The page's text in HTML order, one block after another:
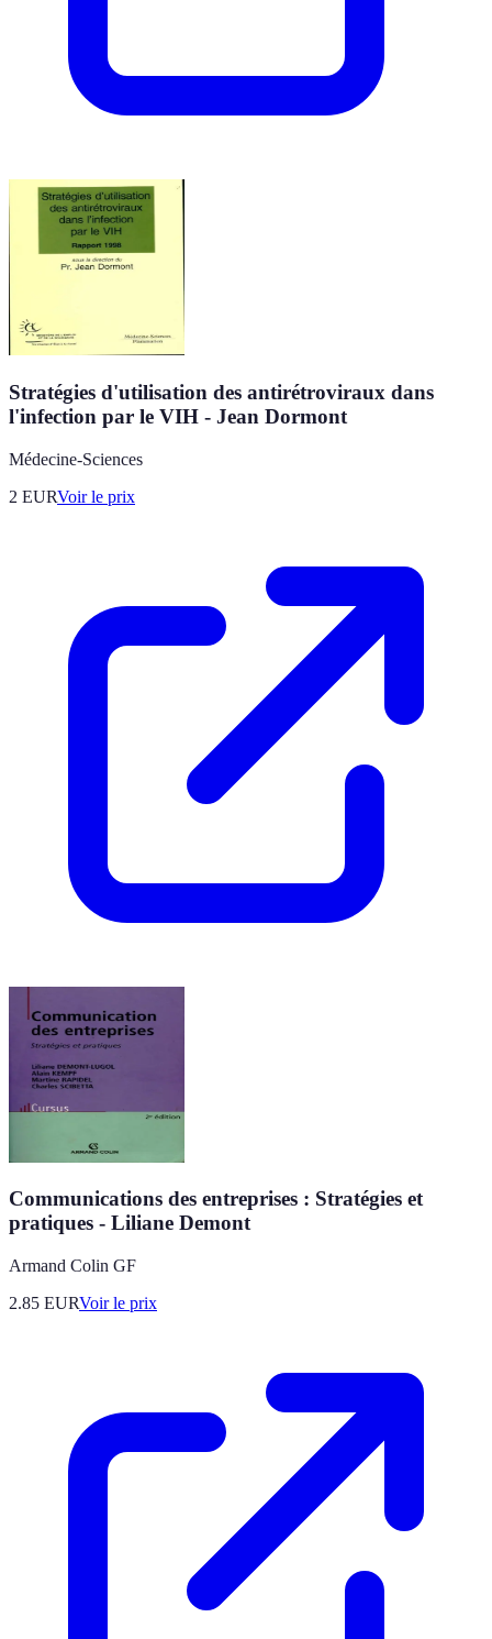
Stratégies d'utilisation des antirétroviraux dans
l'infection par le VIH - Jean Dormont
Médecine-Sciences
2 EURVoir le prix
Communications des entreprises : Stratégies et
pratiques - Liliane Demont
Armand Colin GF
2.85 EURVoir le prix